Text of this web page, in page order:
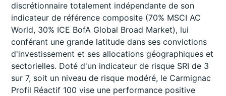
discrétionnaire totalement indépendante de son
indicateur de référence composite (70% MSCI AC
World, 30% ICE BofA Global Broad Market), lui
conférant une grande latitude dans ses convictions
d'investissement et ses allocations géographiques et
sectorielles. Doté d'un indicateur de risque SRI de 3
sur 7, soit un niveau de risque modéré, le Carmignac
Profil Réactif 100 vise une performance positive